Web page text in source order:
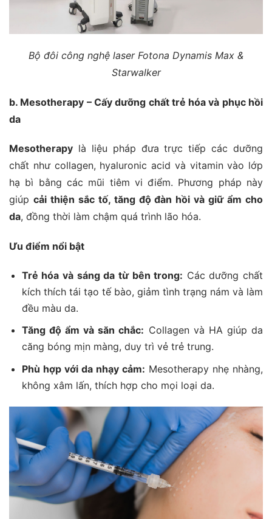
Bộ đôi công nghệ laser Fotona Dynamis Max &
Starwalker
b. Mesotherapy – Cấy dưỡng chất trẻ hóa và phục hồi
da
Mesotherapy là liệu pháp đưa trực tiếp các dưỡng
chất như collagen, hyaluronic acid và vitamin vào lớp
hạ bì bằng các mũi tiêm vi điểm. Phương pháp này
giúp cải thiện sắc tố, tăng độ đàn hồi và giữ ẩm cho
da, đồng thời làm chậm quá trình lão hóa.
Ưu điểm nổi bật
Trẻ hóa và sáng da từ bên trong: Các dưỡng chất
kích thích tái tạo tế bào, giảm tình trạng nám và làm
đều màu da.
Tăng độ ẩm và săn chắc: Collagen và HA giúp da
căng bóng mịn màng, duy trì vẻ trẻ trung.
Phù hợp với da nhạy cảm: Mesotherapy nhẹ nhàng,
không xâm lấn, thích hợp cho mọi loại da.